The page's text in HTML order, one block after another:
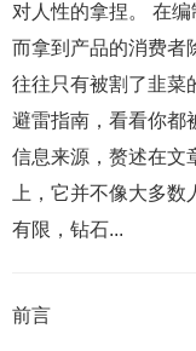
对人性的拿捏。 在
而拿到产品的消费者
往往只有被割了韭菜
避雷指南，看看你都
信息来源，赘述在文
上，它并不像大多
有限，钻石...
前言